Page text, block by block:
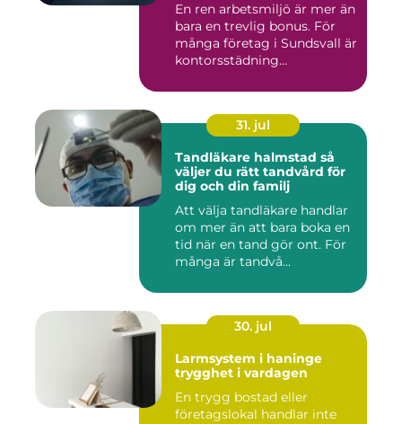
En ren arbetsmiljö är mer än
bara en trevlig bonus. För
många företag i Sundsvall är
kontorsstädning...
31. jul
Tandläkare halmstad så
väljer du rätt tandvård för
dig och din familj
Att välja tandläkare handlar
om mer än att bara boka en
tid när en tand gör ont. För
många är tandvå...
30. jul
Larmsystem i haninge
trygghet i vardagen
En trygg bostad eller
företagslokal handlar inte